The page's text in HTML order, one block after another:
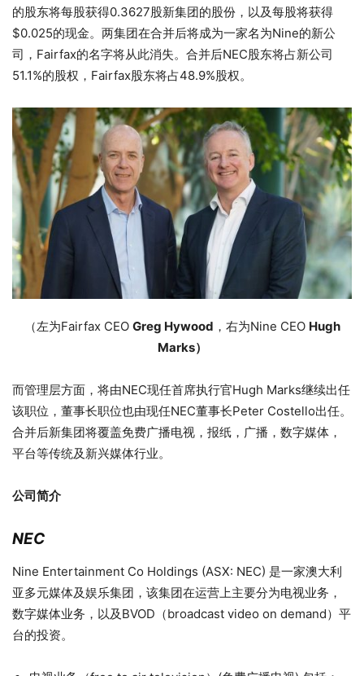
的股东将每股获得0.3627股新集团的股份，以及每股将获得
$0.025的现金。两集团在合并后将成为一家名为Nine的新公
司，Fairfax的名字将从此消失。合并后NEC股东将占新公司
51.1%的股权，Fairfax股东将占48.9%股权。
（左为Fairfax CEO Greg Hywood ，右为Nine CEO Hugh
Marks）
而管理层方面，将由NEC现任首席执行官Hugh Marks继续出任
该职位，董事长职位也由现任NEC董事长Peter Costello出任。
合并后新集团将覆盖免费广播电视，报纸，广播，数字媒体，
平台等传统及新兴媒体行业。
公司简介
NEC
Nine Entertainment Co Holdings (ASX: NEC) 是一家澳大利
亚多元媒体及娱乐集团，该集团在运营上主要分为电视业务，
数字媒体业务，以及BVOD（broadcast video on demand）平
台的投资。